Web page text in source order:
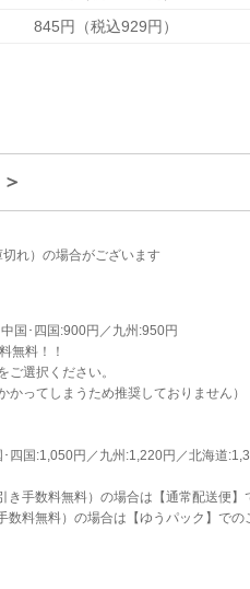
845円（税込929円）
れ）の場合がございます
国･四国:900円／九州:950円
無料！！
選択ください。
かってしまうため推奨しておりません）
四国:1,050円／九州:1,220円／北海道
手数料無料）の場合は【通常配送便】
料無料）の場合は【ゆうパック】での